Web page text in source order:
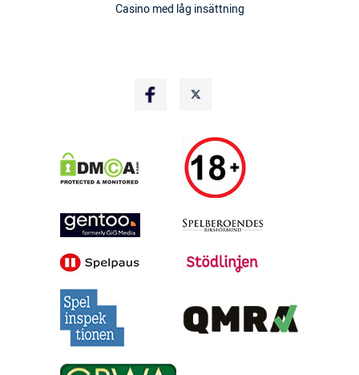
Casino med låg insättning